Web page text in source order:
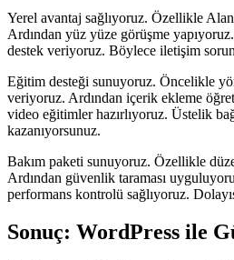
Yerel avantaj sağlıyoruz. Özellikle
Ardından yüz yüze görüşme
destek veriyoruz. Böylece iletişim
Eğitim desteği sunuyoruz. Öncelikle
veriyoruz. Ardından içerik ekleme
video eğitimler hazırlıyoruz. Üstelik
kazanıyorsunuz.
Bakım paketi sunuyoruz. Özellikle
Ardından güvenlik taraması
performans kontrolü sağlıyoruz.
Sonuç: WordPress ile